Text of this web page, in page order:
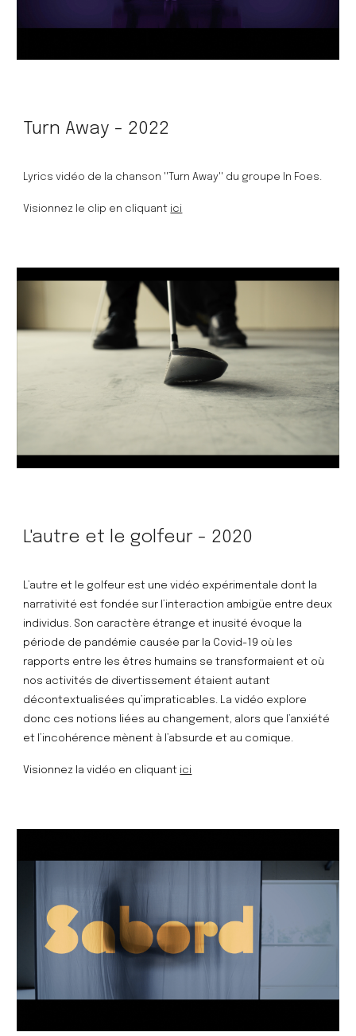
Turn Away - 2022
Lyrics vidéo de la chanson ''Turn Away'' du groupe In Foes.
Visionnez le clip en cliquant ici
L'autre et le golfeur - 2020
L’autre et le golfeur est une vidéo expérimentale dont la
narrativité est fondée sur l’interaction ambigüe entre deux
individus. Son caractère étrange et inusité évoque la
période de pandémie causée par la Covid-19 où les
rapports entre les êtres humains se transformaient et où
nos activités de divertissement étaient autant
décontextualisées qu’impraticables. La vidéo explore
donc ces notions liées au changement, alors que l’anxiété
et l’incohérence mènent à l’absurde et au comique.
Visionnez la vidéo en cliquant ici